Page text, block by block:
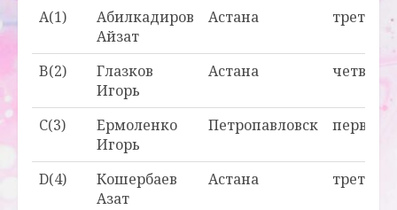
A(1)
Абилкадиров
Айзат
Астана третья
B(2)
Глазков
Игорь
Астана
C(3)
Ермоленко
Игорь
Петропавловск первая
D(4)
Кошербаев
Азат
Астана третья